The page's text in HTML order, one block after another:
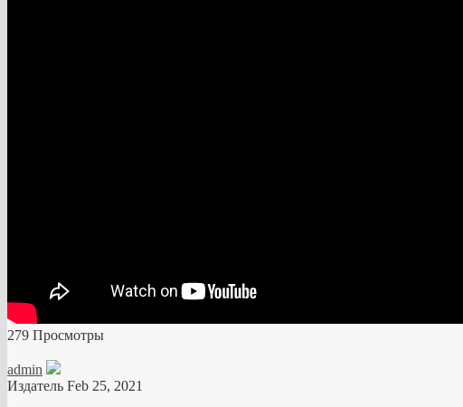
279 Просмотры
admin
Издатель Feb 25, 2021